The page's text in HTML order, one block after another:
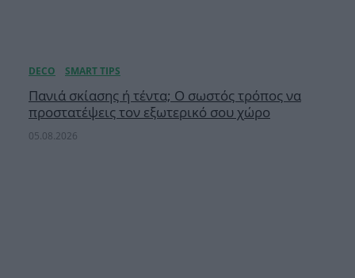
Πανιά σκίασης ή τέντα; Ο σωστός τρόπος να
προστατέψεις τον εξωτερικό σου χώρο
05.08.2026